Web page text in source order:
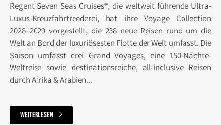
Regent Seven Seas Cruises®, die weltweit führende Ultra-
Luxus-Kreuzfahrtreederei, hat ihre Voyage Collection
2028–2029 vorgestellt, die 238 neue Reisen rund um die
Welt an Bord der luxuriösesten Flotte der Welt umfasst. Die
Saison umfasst drei Grand Voyages, eine 150-Nächte-
Weltreise sowie destinationsreiche, all-inclusive Reisen
durch Afrika & Arabien...
weiterlesen